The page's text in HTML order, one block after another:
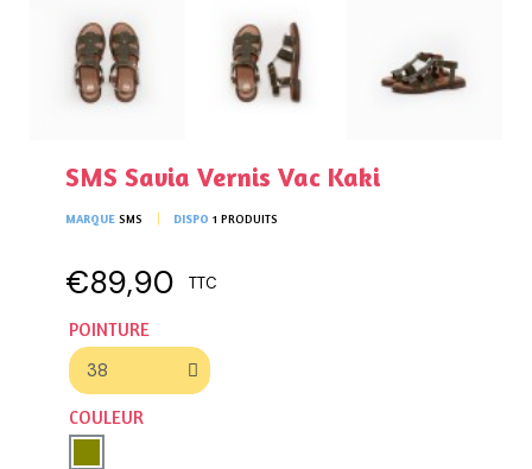
SMS Savia Vernis Vac Kaki
MARQUE SMS DISPO 1 PRODUITS
€89,90 TTC
POINTURE
COULEUR